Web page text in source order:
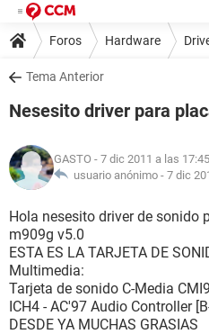
Foros Hardware
Tema Anterior
Nesesito driver para
GASTO - 7 dic 2011 a las 17:45
usuario anónimo - 7 dic
Hola nesesito driver de sonido
m909g v5.0
ESTA ES LA TARJETA DE
Multimedia:
Tarjeta de sonido C-Media
ICH4 - AC'97 Audio Controller
DESDE YA MUCHAS GRASIAS